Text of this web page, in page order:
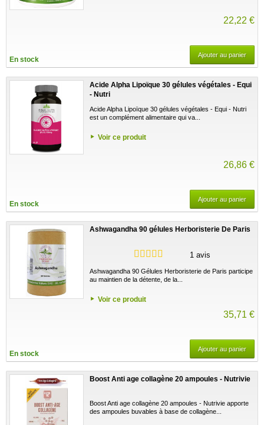
22,22 €
En stock
Ajouter au panier
Acide Alpha Lipoïque 30 gélules végétales - Equi
- Nutri
Acide Alpha Lipoïque 30 gélules végétales - Equi - Nutri
est un complément alimentaire qui va...
Voir ce produit
26,86 €
En stock
Ajouter au panier
Ashwagandha 90 gélules Herboristerie De Paris
1 avis
Ashwagandha 90 Gélules Herboristerie de Paris participe
au maintien de la détente, de la...
Voir ce produit
35,71 €
En stock
Ajouter au panier
Boost Anti age collagène 20 ampoules - Nutrivie
Boost Anti age collagène 20 ampoules - Nutrivie apporte
des ampoules buvables à base de collagène...